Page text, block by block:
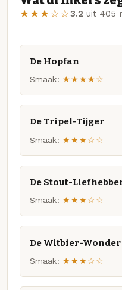
★★★☆☆3.2 uit 405
De Hopfan
Smaak: ★★★★☆
De Tripel-Tijger
Smaak: ★★★☆☆
De Stout-
Smaak: ★★★☆☆
De Witbier-Wonder
Smaak: ★★★☆☆